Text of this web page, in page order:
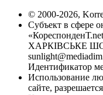
© 2000-2026,
Субъект в сфере
ХАРКІВСЬКЕ
Идентификатор
Использование
сайте,